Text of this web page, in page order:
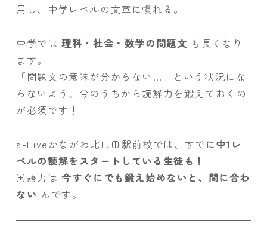
用し、中学レベルの文章に慣れる。
中学では理科・社会・数学の問題文 も長くなり
ます。
「問題文の意味が分からない…」という状況にな
らないよう、今のうちから読解力を鍛えておくの
が必須です！
s-Liveかながわ北山田駅前校では、すでに中1レ
ベルの読解をスタートしている生徒も！
国語力は今すぐにでも鍛え始めないと、間に合わ
ない んです。